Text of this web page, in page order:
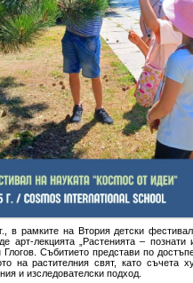
в рамките на Втория детски
арт-лекцията „Растенията – познати
Събитието представи по
на растителния свят, като съчета
и изследователски подход.